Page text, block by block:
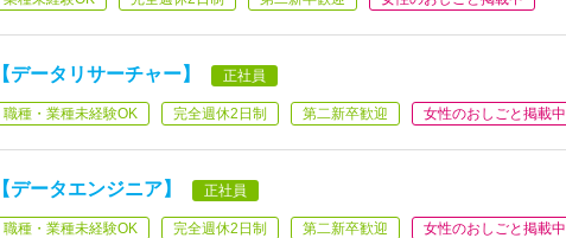
【データリサーチャー】 正社員
職種・業種未経験OK 完全週休2日制 第二新卒歓迎 女性のおしごと掲載中
【データエンジニア】 正社員
職種・業種未経験OK 完全週休2日制 第二新卒歓迎 女性のおしごと掲載中